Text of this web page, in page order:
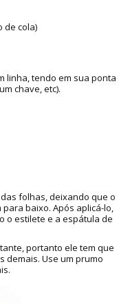
de cola)
linha, tendo em sua ponta
chave, etc).
folhas, deixando que o
baixo. Após aplicá-lo,
o estilete e a espátula de
portanto ele tem que
Use um prumo